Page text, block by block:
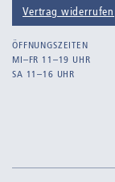
Vertrag widerrufen
ÖFFNUNGSZEITEN
MI–FR 11–19 UHR
SA 11–16 UHR